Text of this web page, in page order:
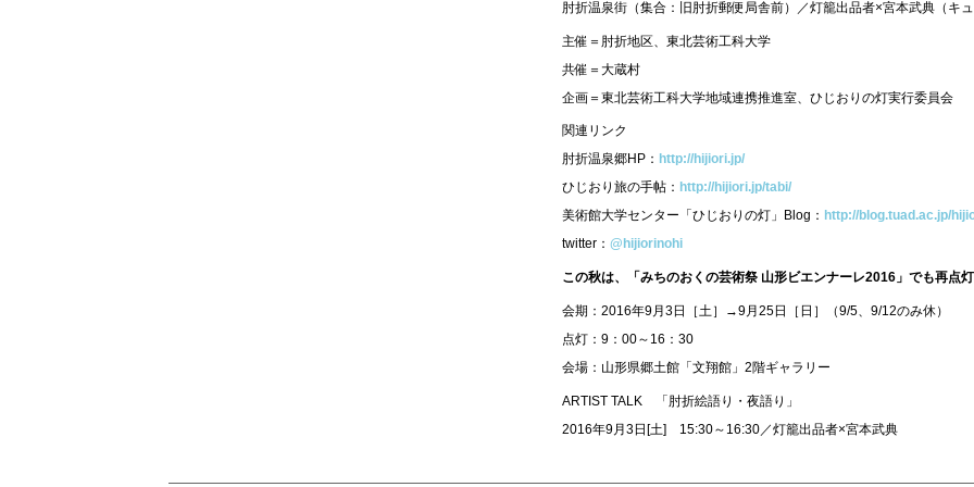
肘折温泉街（集合：旧肘折郵便局舎前）／灯籠出品者×宮本武典（キュ
主催＝肘折地区、東北芸術工科大学
共催＝大蔵村
企画＝東北芸術工科大学地域連携推進室、ひじおりの灯実行委員会
関連リンク
肘折温泉郷HP： http://hijiori.jp/
ひじおり旅の手帖： http://hijiori.jp/tabi/
美術館大学センター「ひじおりの灯」Blog： http://blog.tuad.ac.jp/
twitter： @hijiorinohi
この秋は、「みちのおくの芸術祭 山形ビエンナーレ2016」でも再点灯
会期：2016年9月3日［土］→9月25日［日］（9/5、9/12のみ休）
点灯：9：00～16：30
会場：山形県郷土館「文翔館」2階ギャラリー
ARTIST TALK 「肘折絵語り・夜語り」
2016年9月3日[土] 15:30～16:30／灯籠出品者×宮本武典